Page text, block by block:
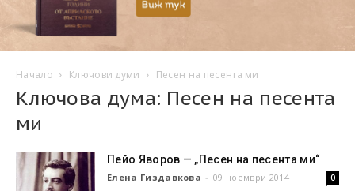
Начало Ключови думи Песен на песента ми
Ключова дума: Песен на песента
ми
Пейо Яворов — „Песен на песента ми“
Елена Гиздавкова - 09 ноември 2014 0